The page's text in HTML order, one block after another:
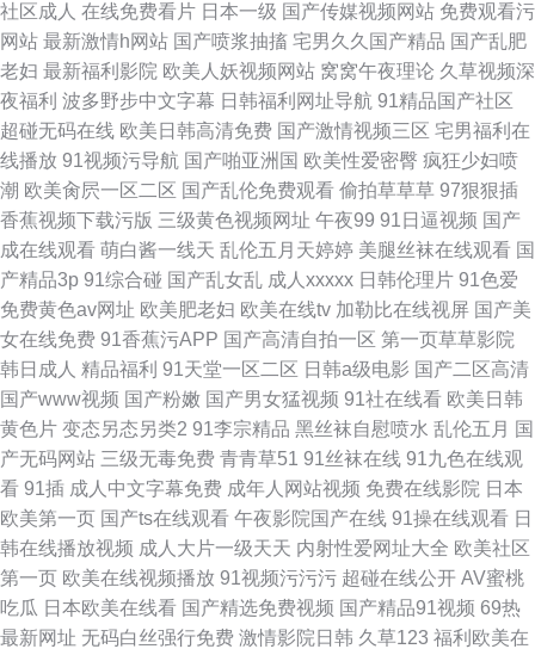
社区成人 在线免费看片 日本一级 国产传媒视频网站 免费观看污
网站 最新激情h网站 国产喷浆抽搐 宅男久久国产精品 国产乱肥
老妇 最新福利影院 欧美人妖视频网站 窝窝午夜理论 久草视频深
夜福利 波多野步中文字幕 日韩福利网址导航 91精品国产社区
超碰无码在线 欧美日韩高清免费 国产激情视频三区 宅男福利在
线播放 91视频污导航 国产啪亚洲国 欧美性爱密臀 疯狂少妇喷
潮 欧美肏屄一区二区 国产乱伦免费观看 偷拍草草草 97狠狠插
香蕉视频下载污版 三级黄色视频网址 午夜99 91日逼视频 国产
成在线观看 萌白酱一线天 乱伦五月天婷婷 美腿丝袜在线观看 国
产精品3p 91综合碰 国产乱女乱 成人xxxxx 日韩伦理片 91色爱
免费黄色av网址 欧美肥老妇 欧美在线tv 加勒比在线视屏 国产美
女在线免费 91香蕉污APP 国产高清自拍一区 第一页草草影院
韩日成人 精品福利 91天堂一区二区 日韩a级电影 国产二区高清
国产www视频 国产粉嫩 国产男女猛视频 91社在线看 欧美日韩
黄色片 变态另态另类2 91李宗精品 黑丝袜自慰喷水 乱伦五月 国
产无码网站 三级无毒免费 青青草51 91丝袜在线 91九色在线观
看 91插 成人中文字幕免费 成年人网站视频 免费在线影院 日本
欧美第一页 国产ts在线观看 午夜影院国产在线 91操在线观看 日
韩在线播放视频 成人大片一级天天 内射性爱网址大全 欧美社区
第一页 欧美在线视频播放 91视频污污污 超碰在线公开 AV蜜桃
吃瓜 日本欧美在线看 国产精选免费视频 国产精品91视频 69热
最新网址 无码白丝强行免费 激情影院日韩 久草123 福利欧美在